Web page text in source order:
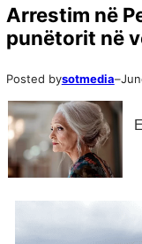
Arrestim në
punëtorit në
Posted bysotmedia–